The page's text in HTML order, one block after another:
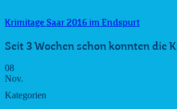
Krimitage Saar 2016 im Endspurt
Seit 3 Wochen schon konnten die
08
Nov.
Kategorien